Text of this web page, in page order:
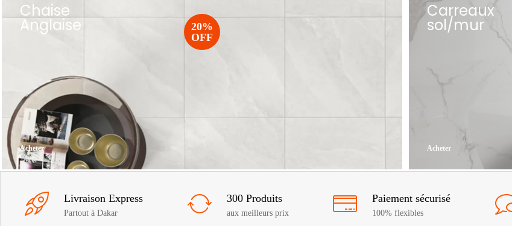
Chaise
Anglaise
Acheter
20%
OFF
Carreaux
sol/mur
Acheter
Livraison Express
Partout à Dakar
300 Produits
aux meilleurs prix
Paiement sécurisé
100% flexibles